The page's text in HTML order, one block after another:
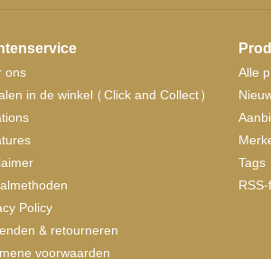
ons
in de winkel (Click and Collect)
Policy
& retourneren
voorwaarden
Alle
Tags